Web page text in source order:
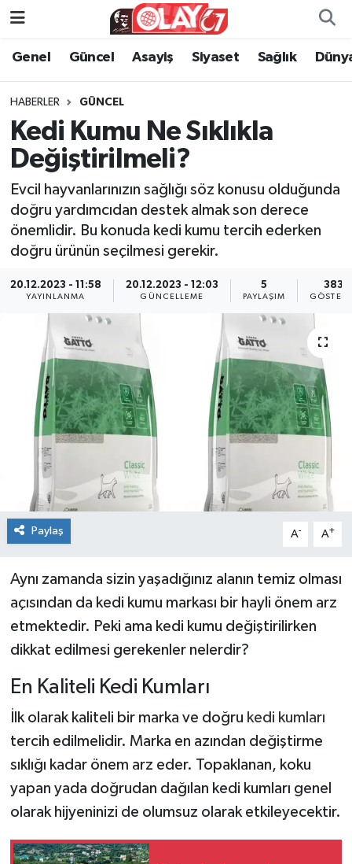
Genel Güncel Asayiş Siyaset Sağlık
HABERLER GÜNCEL
Kedi Kumu Ne Sıklıkla
Değiştirilmeli?
Evcil hayvanlarınızın sağlığı söz konusu olduğunda
doğru yardımcıdan destek almak son derece
önemlidir. Bu konuda kedi kumu tercih ederken
doğru ürünün seçilmesi gerekir.
20.12.2023 - 11:58
YAYINLANMA
20.12.2023 - 12:03
GÜNCELLEME
5
PAYLAŞIM
383
Paylaş A- A+
Aynı zamanda sizin yaşadığınız alanın temiz olması
açısından da kedi kumu markası bir hayli önem arz
etmektedir. Peki ama kedi kumu değiştirilirken
dikkat edilmesi gerekenler nelerdir?
En Kaliteli Kedi Kumları
İlk olarak kaliteli bir marka ve doğru kedi kumları
tercih edilmelidir. Marka en azından değiştirme
sıklığı kadar önem arz eder. Topaklanan, koku
yapan yada doğrudan dağılan kedi kumları genel
olarak hijyeninizi de olumsuz olarak etkileyecektir.
KATEGORİSİZ
ANA SAYFA
Genel
Asayiş
Siyaset
Sağlık
Kültür Sanat
Dünya
Spor
Bilim veTeknoloji
Eğitim
SEKTÖR
Magazin
haber ara
Günün Haberleri
Tüm Makaleler
Tüm Haberler
Videolu Haberler
Genel
Güncel
Asayiş
Sağlık
Dünya
Kültür Sanat
Eğitim
Spor
Zonguldak Nöbetçi Eczaneler
Zonguldak Hava Durumu
Zonguldak Namaz Vakitleri
Süper Lig Puan Durumu ve Fikstür
Tüm Manşetler
Son Dakika Haberleri
Haber Arşivi